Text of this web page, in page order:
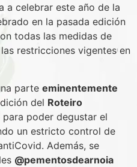
a celebrar este año de la
en la pasada edición
todas las medidas de
restricciones vigentes en
parte eminentemente
del Roteiro
para poder degustar el
un estricto control de
Además, se
@pementosdearnoia